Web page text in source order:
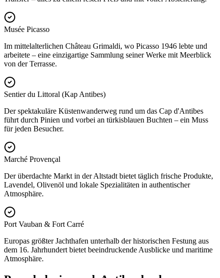
Musée Picasso
Im mittelalterlichen Château Grimaldi, wo Picasso 1946 lebte und
arbeitete – eine einzigartige Sammlung seiner Werke mit Meerblick
von der Terrasse.
Sentier du Littoral (Kap Antibes)
Der spektakuläre Küstenwanderweg rund um das Cap d'Antibes
führt durch Pinien und vorbei an türkisblauen Buchten – ein Muss
für jeden Besucher.
Marché Provençal
Der überdachte Markt in der Altstadt bietet täglich frische Produkte,
Lavendel, Olivenöl und lokale Spezialitäten in authentischer
Atmosphäre.
Port Vauban & Fort Carré
Europas größter Jachthafen unterhalb der historischen Festung aus
dem 16. Jahrhundert bietet beeindruckende Ausblicke und maritime
Atmosphäre.